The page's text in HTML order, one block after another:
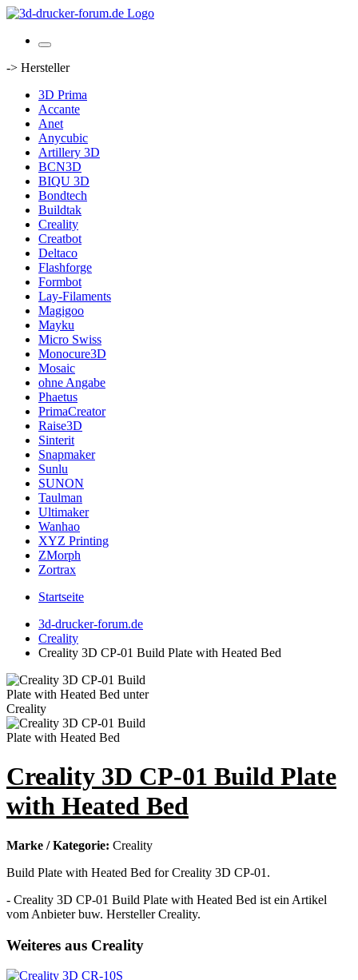
-> Hersteller
3D Prima
Accante
Anet
Anycubic
Artillery 3D
BCN3D
BIQU 3D
Bondtech
Buildtak
Creality
Creatbot
Deltaco
Flashforge
Formbot
Lay-Filaments
Magigoo
Mayku
Micro Swiss
Monocure3D
Mosaic
ohne Angabe
Phaetus
PrimaCreator
Raise3D
Sinterit
Snapmaker
Sunlu
SUNON
Taulman
Ultimaker
Wanhao
XYZ Printing
ZMorph
Zortrax
Startseite
3d-drucker-forum.de
Creality
Creality 3D CP-01 Build Plate with Heated Bed
Creality 3D CP-01 Build Plate
with Heated Bed
Marke / Kategorie: Creality
Build Plate with Heated Bed for Creality 3D CP-01.
- Creality 3D CP-01 Build Plate with Heated Bed ist ein Artikel
vom Anbieter buw. Hersteller Creality.
Weiteres aus Creality